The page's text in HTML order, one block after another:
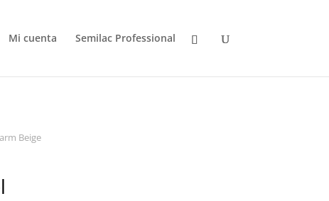
Mi cuenta Semilac Professional
Beige